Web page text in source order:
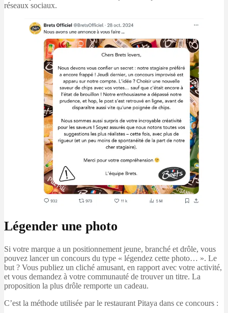
réseaux sociaux.
Légender une photo
Si votre marque a un positionnement jeune, branché et drôle, vous
pouvez lancer un concours du type « légendez cette photo… ». Le
but ? Vous publiez un cliché amusant, en rapport avec votre activité,
et vous demandez à votre communauté de trouver un titre. La
proposition la plus drôle remporte un cadeau.
C’est la méthode utilisée par le restaurant Pitaya dans ce concours :